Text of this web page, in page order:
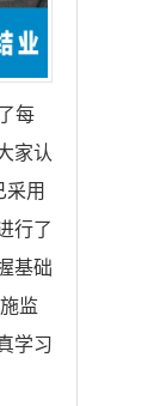
每
家认
采用
行了
基础
监
学习